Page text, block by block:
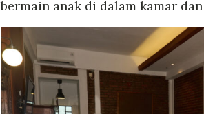
bermain anak di dalam kamar